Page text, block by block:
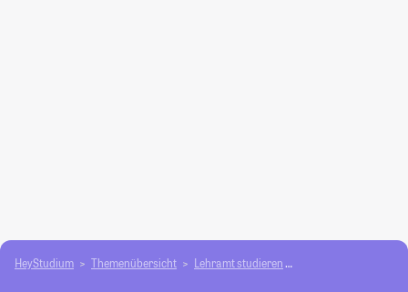
HeyStudium Themenübersicht Lehramt studieren